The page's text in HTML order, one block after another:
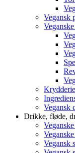
Vegansk
Vegansk
Drikke, fløde,
Vegansk